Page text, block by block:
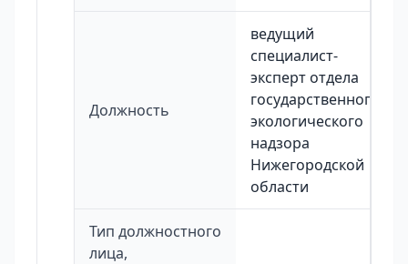
Должность
ведущий
специалист-
эксперт отдела
государственного
экологического
надзора
Нижегородской
области
Тип должностного
лица,